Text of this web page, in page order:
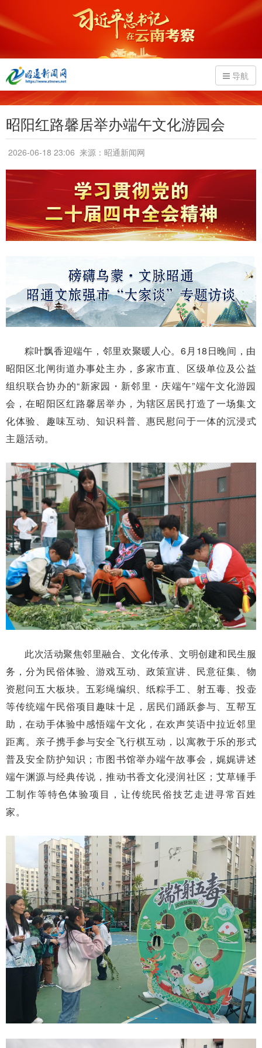
导航
昭阳红路馨居举办端午文化游园会
2026-06-18 23:06 来源：昭通新闻网
粽叶飘香迎端午，邻里欢聚暖人心。6月18日晚间，由
昭阳区北闸街道办事处主办，多家市直、区级单位及公益
组织联合协办的“新家园・新邻里・庆端午”端午文化游园
会，在昭阳区红路馨居举办，为辖区居民打造了一场集文
化体验、趣味互动、知识科普、惠民慰问于一体的沉浸式
主题活动。
此次活动聚焦邻里融合、文化传承、文明创建和民生服
务，分为民俗体验、游戏互动、政策宣讲、民意征集、物
资慰问五大板块。五彩绳编织、纸粽手工、射五毒、投壶
等传统端午民俗项目趣味十足，居民们踊跃参与、互帮互
助，在动手体验中感悟端午文化，在欢声笑语中拉近邻里
距离。亲子携手参与安全飞行棋互动，以寓教于乐的形式
普及安全防护知识；市图书馆举办端午故事会，娓娓讲述
端午渊源与经典传说，推动书香文化浸润社区；艾草锤手
工制作等特色体验项目，让传统民俗技艺走进寻常百姓
家。